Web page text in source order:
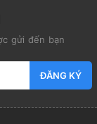
gửi đến bạn
ĐĂNG KÝ